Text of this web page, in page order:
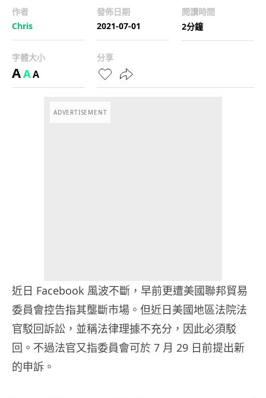
作者
Chris
發佈日期
2021-07-01
閱讀時間
2分鐘
字體大小
AAA
分享
ADVERTISEMENT
近日 Facebook 風波不斷，早前更遭美國聯邦貿易
委員會控告指其壟斷市場。但近日美國地區法院法
官駁回訴訟，並稱法律理據不充分，因此必須駁
回。不過法官又指委員會可於 7 月 29 日前提出新
的申訴。